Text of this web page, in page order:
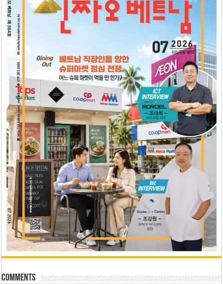
Comments